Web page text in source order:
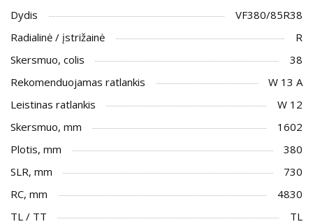
Dydis
VF380/85R38
Radialinė / įstrižainė
R
Skersmuo, colis
38
Rekomenduojamas ratlankis
W 13 A
Leistinas ratlankis
W 12
Skersmuo, mm
1602
Plotis, mm
380
SLR, mm
730
RC, mm
4830
TL / TT
TL